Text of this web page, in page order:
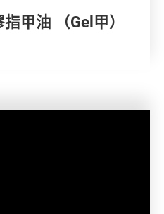
甲油 （Gel甲）